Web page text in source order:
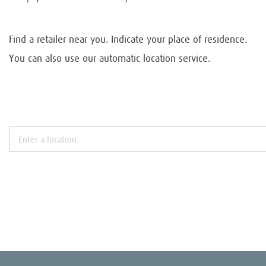
Find a retailer near you. Indicate your place of residence.
You can also use our automatic location service.